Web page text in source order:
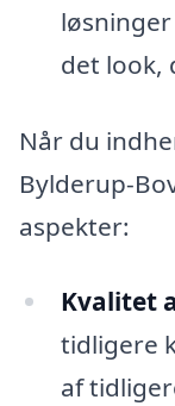
det look,
Når du
Bylderup-
aspekter:
Kvalitet
tidligere
af